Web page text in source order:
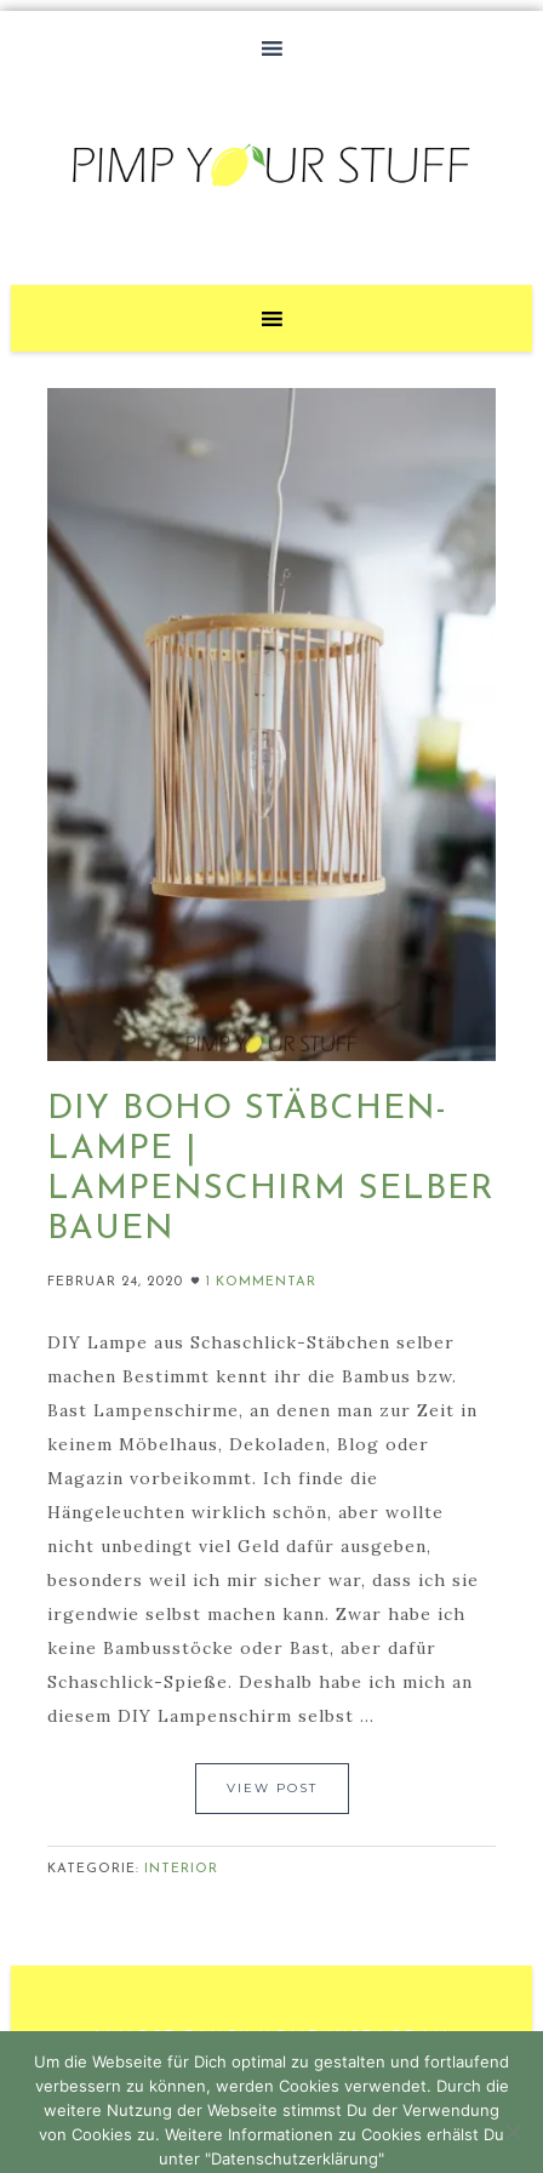
DIY BOHO STÄBCHEN-
LAMPE |
LAMPENSCHIRM SELBER
BAUEN
FEBRUAR 24, 2020 1 KOMMENTAR
DIY Lampe aus Schaschlick-Stäbchen selber
machen Bestimmt kennt ihr die Bambus bzw.
Bast Lampenschirme, an denen man zur Zeit in
keinem Möbelhaus, Dekoladen, Blog oder
Magazin vorbeikommt. Ich finde die
Hängeleuchten wirklich schön, aber wollte
nicht unbedingt viel Geld dafür ausgeben,
besonders weil ich mir sicher war, dass ich sie
irgendwie selbst machen kann. Zwar habe ich
keine Bambusstöcke oder Bast, aber dafür
Schaschlick-Spieße. Deshalb habe ich mich an
diesem DIY Lampenschirm selbst ...
VIEW POST
KATEGORIE: INTERIOR
ALMOST FANCY HOME INSTAGRAM
Um die Webseite für Dich optimal zu gestalten und fortlaufend
verbessern zu können, werden Cookies verwendet. Durch die
weitere Nutzung der Webseite stimmst Du der Verwendung
von Cookies zu. Weitere Informationen zu Cookies erhälst Du
unter "Datenschutzerklärung"